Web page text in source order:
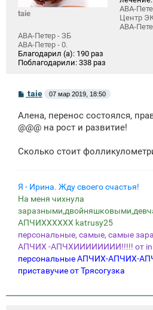
taie
АВА-
Центр
АВА-
АВА-Петер - ЗБ
АВА-Петер - 0.
Благодарил (а): 190 раз
Поблагодарили: 338 раз
С
о
б
щ
е
и
taie 07 мар 2019, 18:50
Алена, перенос состоялся,
@@@ на рост и развитие!
Сколько стоит
Я - Ирина. Жду своего счастья!
На меня чихнула
АПЧИХХХХХХ katrusy25
персональные, самые, самые
АПЧИХ -АПЧХИИИИИИИИ!!!!! от
персональные АПЧИХ-АПЧИХ-
приставучие от Трясогузка